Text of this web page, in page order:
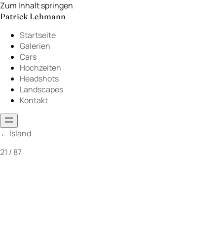
Zum Inhalt springen
Patrick Lehmann
Startseite
Galerien
Cars
Hochzeiten
Headshots
Landscapes
Kontakt
← Island
21 / 87